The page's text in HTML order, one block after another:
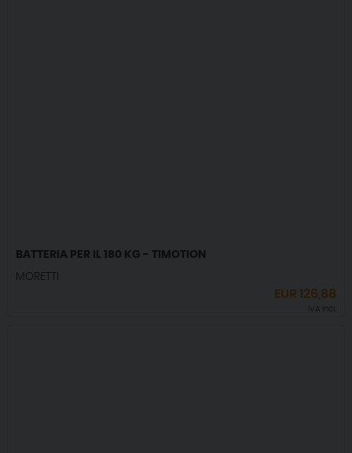
BATTERIA PER IL 180 KG - TIMOTION
MORETTI
EUR126,88
IVA incl.